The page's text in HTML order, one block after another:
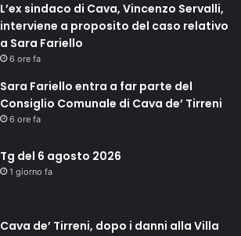
L’ex sindaco di Cava, Vincenzo Servalli,
interviene a proposito del caso relativo
a Sara Fariello
6 ore fa
Sara Fariello entra a far parte del
Consiglio Comunale di Cava de’ Tirreni
6 ore fa
Tg del 6 agosto 2026
1 giorno fa
Cava de’ Tirreni, dopo i danni alla Villa